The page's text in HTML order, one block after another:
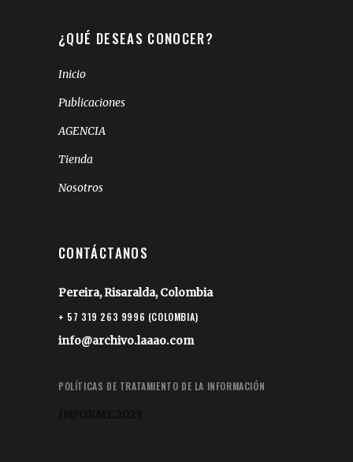
¿QUÉ DESEAS CONOCER?
Inicio
Publicaciones
AGENCIA
Tienda
Nosotros
CONTÁCTANOS
Pereira, Risaralda, Colombia
+ 57 319 263 9996 (COLOMBIA)
info@archivo.laaao.com
POLÍTICAS DE TRATAMIENTO DE LA INFORMACIÓN